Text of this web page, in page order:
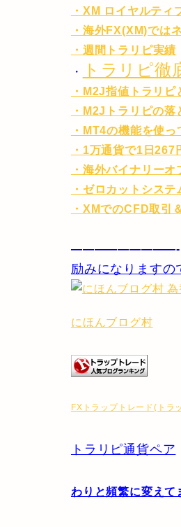
・XM ロイヤルティ
・海外FX(XM)では
・週間トラリピ実績
・
トラリピ
・M2J指値トラリ
・M2Jトラリピの落
・MT4の機能を使
・1万通貨で1日
・海外バイナリー
・ゼロカットシス
・XMでのCFD取引
—————————-
励みになりますの
にほんブログ村
FXトラップトレード(トラ
トラリピ通貨ペア
わりと頻繁に変えて